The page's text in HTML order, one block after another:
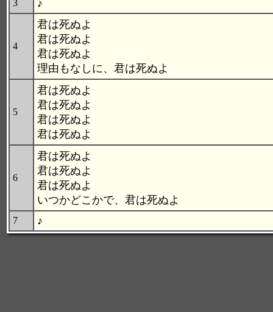
3 ♪
4
君は死ぬよ
君は死ぬよ
君は死ぬよ
理由もなしに、君は死ぬよ
5
君は死ぬよ
君は死ぬよ
君は死ぬよ
君は死ぬよ
6
君は死ぬよ
君は死ぬよ
君は死ぬよ
いつかどこかで、君は死ぬよ
7 ♪